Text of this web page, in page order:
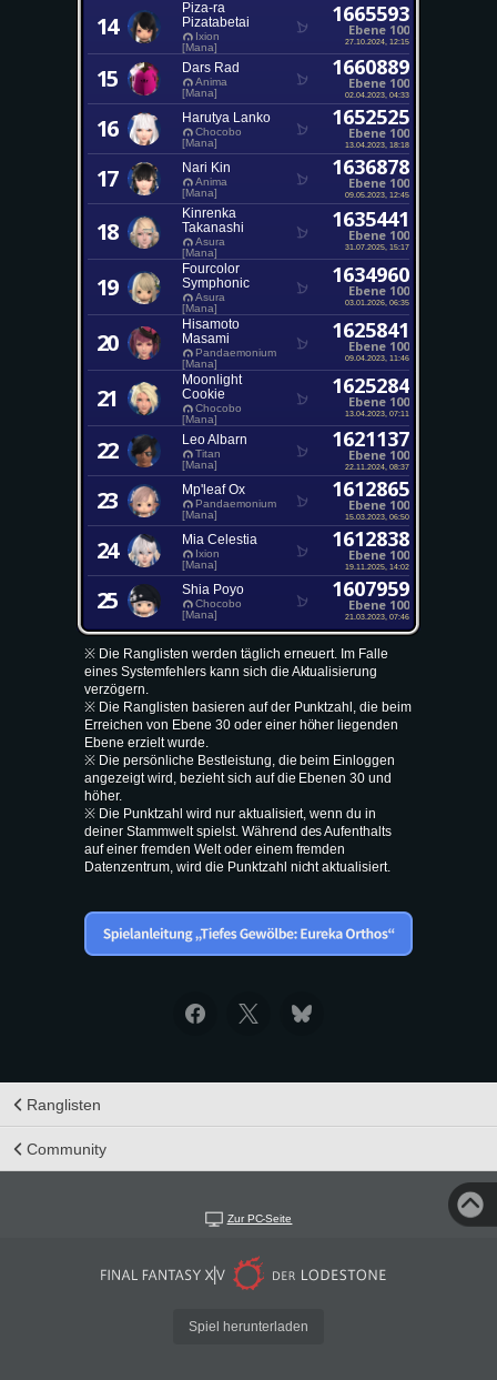
14
Piza-ra
Pizatabetai
Ixion
[Mana]
1665593
Ebene 100
27.10.2024, 12:15
15 Dars Rad
Anima
[Mana]
1660889
Ebene 100
02.04.2023, 04:33
16 Harutya Lanko
Chocobo
[Mana]
1652525
Ebene 100
13.04.2023, 18:18
17 Nari Kin
Anima
[Mana]
1636878
Ebene 100
09.05.2023, 12:45
18
Kinrenka
Takanashi
Asura
[Mana]
1635441
Ebene 100
31.07.2025, 15:17
19
Fourcolor
Symphonic
Asura
[Mana]
1634960
Ebene 100
03.01.2026, 06:35
20
Hisamoto
Masami
Pandaemonium
[Mana]
1625841
Ebene 100
09.04.2023, 11:46
21
Moonlight
Cookie
Chocobo
[Mana]
1625284
Ebene 100
13.04.2023, 07:11
22 Leo Albarn
Titan
[Mana]
1621137
Ebene 100
22.11.2024, 08:37
23 Mp'leaf Ox
Pandaemonium
[Mana]
1612865
Ebene 100
15.03.2023, 06:50
24 Mia Celestia
Ixion
[Mana]
1612838
Ebene 100
19.11.2025, 14:02
25 Shia Poyo
Chocobo
[Mana]
1607959
Ebene 100
21.03.2023, 07:46
※ Die Ranglisten werden täglich erneuert. Im Falle
eines Systemfehlers kann sich die Aktualisierung
verzögern.
※ Die Ranglisten basieren auf der Punktzahl, die beim
Erreichen von Ebene 30 oder einer höher liegenden
Ebene erzielt wurde.
※ Die persönliche Bestleistung, die beim Einloggen
angezeigt wird, bezieht sich auf die Ebenen 30 und
höher.
※ Die Punktzahl wird nur aktualisiert, wenn du in
deiner Stammwelt spielst. Während des Aufenthalts
auf einer fremden Welt oder einem fremden
Datenzentrum, wird die Punktzahl nicht aktualisiert.
Ranglisten
Community
Zur PC-Seite
Spiel herunterladen